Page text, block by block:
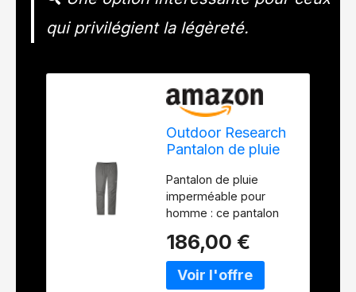
qui privilégient la légèreté.
Outdoor Research
Pantalon de pluie
homme,
imperméable,
durable, léger,
randonnée
Pantalon de pluie
imperméable pour
homme : ce pantalon
homme est livré avec
une taille élastique et
une bande
186,00 €